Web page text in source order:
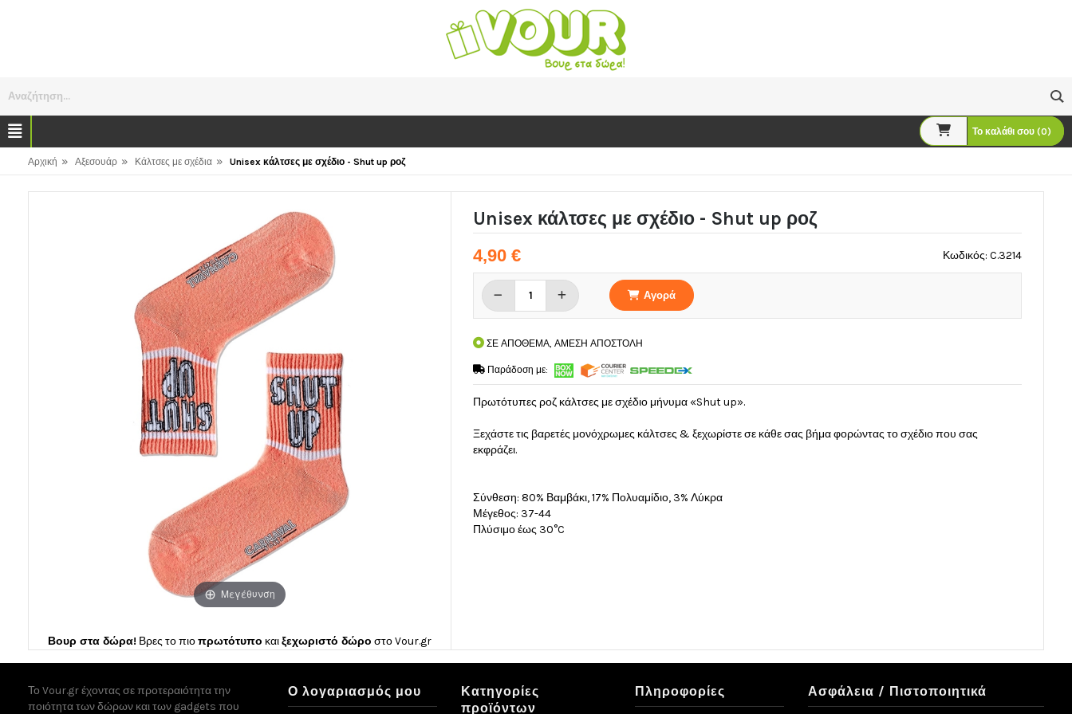
Αναζήτηση...
Το καλάθι σου (0)
Αρχική » Αξεσουάρ » Κάλτσες με σχέδια » Unisex κάλτσες με σχέδιο - Shut up ροζ
Μεγέθυνση
Βουρ στα δώρα! Βρες το πιοπρωτότυπο καιξεχωριστό δώρο στοVour.gr
Unisex κάλτσες με σχέδιο - Shut up ροζ
Κωδικός: C.3214
4,90 €
Αγορά
ΣΕ ΑΠΟΘΕΜΑ, ΑΜΕΣΗ ΑΠΟΣΤΟΛΗ
Παράδοση με:
Πρωτότυπες ροζ κάλτσες με σχέδιο μήνυμα «Shut up».
Ξεχάστε τις βαρετές μονόχρωμες κάλτσες & ξεχωρίστε σε κάθε σας βήμα φορώντας το σχέδιο που σας
εκφράζει.
Σύνθεση: 80% Βαμβάκι, 17% Πολυαμίδιο, 3% Λύκρα
Μέγεθος: 37-44
Πλύσιμο έως 30°C
Το Vour.gr έχοντας σε προτεραιότητα την
ποιότητα των δώρων και των gadgets που
Ο λογαριασμός μου
Κατηγορίες
προϊόντων
Πληροφορίες Ασφάλεια / Πιστοποιητικά